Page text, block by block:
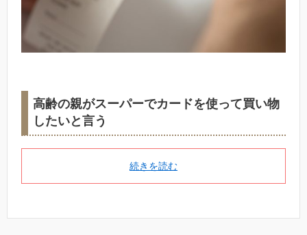
高齢の親がスーパーでカードを使って買い物
したいと言う
続きを読む